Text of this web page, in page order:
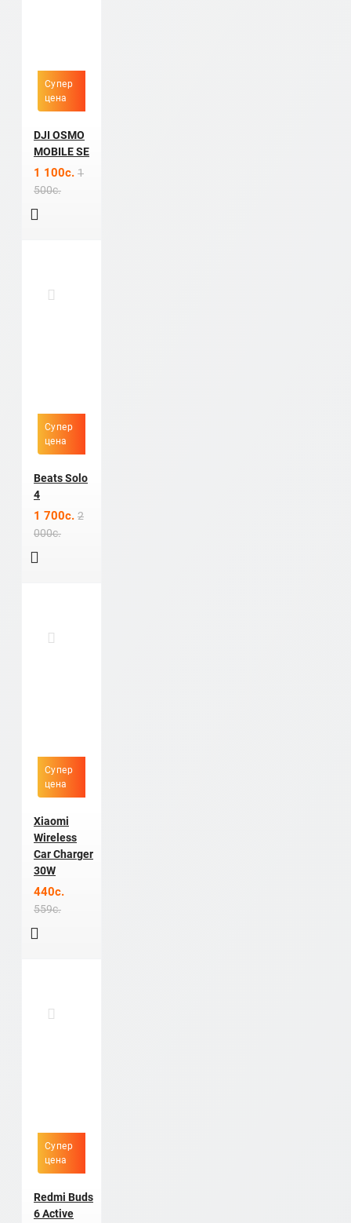
Супер
цена
DJI OSMO
MOBILE SE
1 100c. 1
500c.
Супер
цена
Beats Solo
4
1 700c. 2
000c.
Супер
цена
Xiaomi
Wireless
Car Charger
30W
440c.
559c.
Супер
цена
Redmi Buds
6 Active